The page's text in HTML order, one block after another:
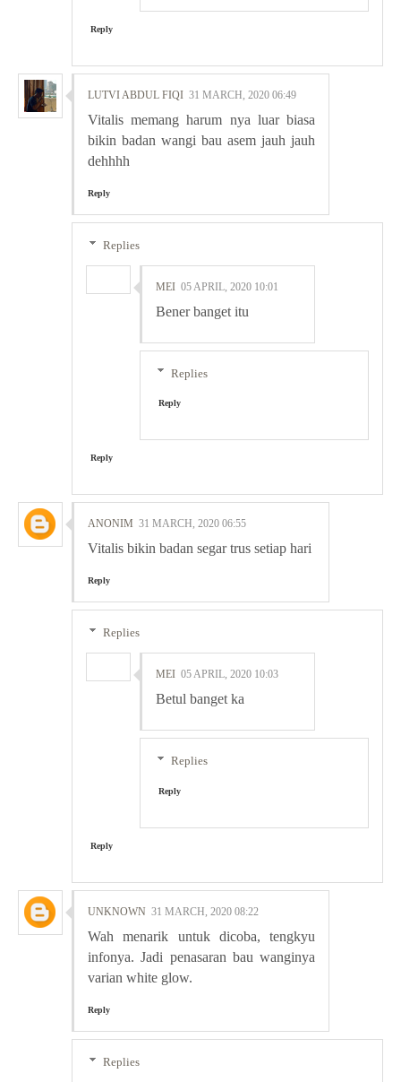
Reply
LUTVI ABDUL FIQI 31 MARCH, 2020 06:49
Vitalis memang harum nya luar biasa
bikin badan wangi bau asem jauh jauh
dehhhh
Reply
Replies
MEI 05 APRIL, 2020 10:01
Bener banget itu
Replies
Reply
Reply
ANONIM 31 MARCH, 2020 06:55
Vitalis bikin badan segar trus setiap hari
Reply
Replies
MEI 05 APRIL, 2020 10:03
Betul banget ka
Replies
Reply
Reply
UNKNOWN 31 MARCH, 2020 08:22
Wah menarik untuk dicoba, tengkyu
infonya. Jadi penasaran bau wanginya
varian white glow.
Reply
Replies